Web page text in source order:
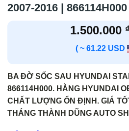
2007-2016 | 866114H000
1.500.000 ₫
( ~ 61.22 USD
BA ĐỜ SỐC SAU HYUNDAI
866114H000. HÀNG HYUNDAI
CHẤT LƯỢNG ỔN ĐỊNH. GIÁ
THÁNG THÀNH DŨNG AUTO